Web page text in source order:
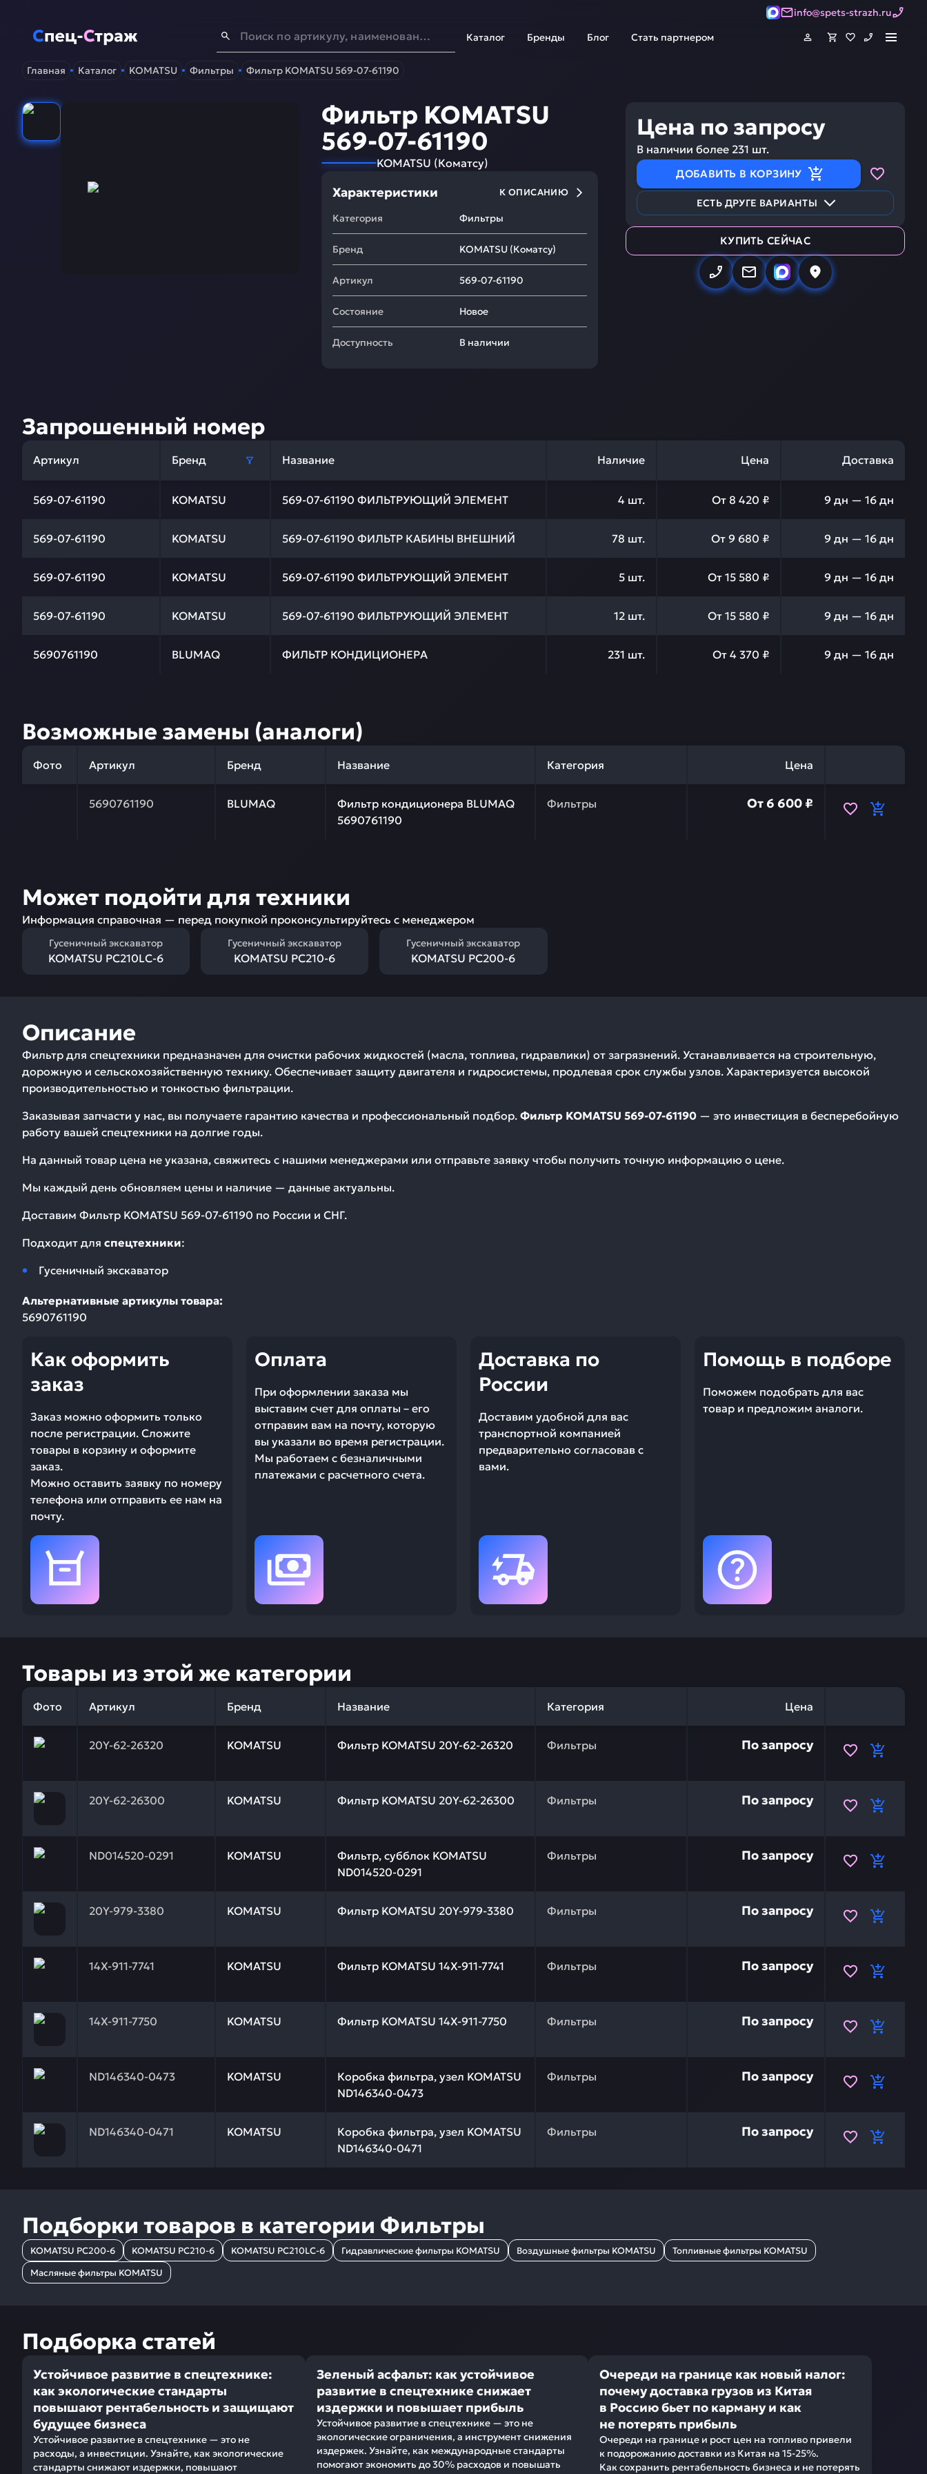
info@spets-strazh.ru
Спец-Страж - Запчасти для спецтехники
Каталог Бренды Блог Стать партнером
Главная Каталог KOMATSU Фильтры Фильтр KOMATSU 569-07-61190
Фильтр KOMATSU
569-07-61190
KOMATSU (Коматсу)
Характеристики К ОПИСАНИЮ
Категория Фильтры
Бренд KOMATSU (Коматсу)
Артикул 569-07-61190
Состояние Новое
Доступность В наличии
Цена по запросу
В наличии более 231 шт.
ДОБАВИТЬ В КОРЗИНУ
ЕСТЬ ДРУГЕ ВАРИАНТЫ
КУПИТЬ СЕЙЧАС
Запрошенный номер
Артикул Бренд Название Наличие Цена Доставка
569-07-61190 KOMATSU 569-07-61190 ФИЛЬТРУЮЩИЙ ЭЛЕМЕНТ 4 шт. От 8 420 ₽ 9 дн — 16 дн
569-07-61190 KOMATSU 569-07-61190 ФИЛЬТР КАБИНЫ ВНЕШНИЙ 78 шт. От 9 680 ₽ 9 дн — 16 дн
569-07-61190 KOMATSU 569-07-61190 ФИЛЬТРУЮЩИЙ ЭЛЕМЕНТ 5 шт. От 15 580 ₽ 9 дн — 16 дн
569-07-61190 KOMATSU 569-07-61190 ФИЛЬТРУЮЩИЙ ЭЛЕМЕНТ 12 шт. От 15 580 ₽ 9 дн — 16 дн
5690761190 BLUMAQ ФИЛЬТР КОНДИЦИОНЕРА 231 шт. От 4 370 ₽ 9 дн — 16 дн
Возможные замены (аналоги)
Фото Артикул Бренд Название Категория Цена
5690761190 BLUMAQ
Фильтр кондиционера BLUMAQ
5690761190
Фильтры От 6 600 ₽
Может подойти для техники
Информация справочная — перед покупкой проконсультируйтесь с менеджером
Гусеничный экскаватор
KOMATSU PC210LC-6
Гусеничный экскаватор
KOMATSU PC210-6
Гусеничный экскаватор
KOMATSU PC200-6
Описание
Фильтр для спецтехники предназначен для очистки рабочих жидкостей (масла, топлива, гидравлики) от загрязнений. Устанавливается на строительную,
дорожную и сельскохозяйственную технику. Обеспечивает защиту двигателя и гидросистемы, продлевая срок службы узлов. Характеризуется высокой
производительностью и тонкостью фильтрации.
Заказывая запчасти у нас, вы получаете гарантию качества и профессиональный подбор. Фильтр KOMATSU 569-07-61190 — это инвестиция в бесперебойную
работу вашей спецтехники на долгие годы.
На данный товар цена не указана, свяжитесь с нашими менеджерами или отправьте заявку чтобы получить точную информацию о цене.
Мы каждый день обновляем цены и наличие — данные актуальны.
Доставим Фильтр KOMATSU 569-07-61190 по России и СНГ.
Подходит для спецтехники:
Гусеничный экскаватор
Альтернативные артикулы товара:
5690761190
Как оформить
заказ
Заказ можно оформить только
после регистрации. Сложите
товары в корзину и оформите
заказ.
Можно оставить заявку по номеру
телефона или отправить ее нам на
почту.
Оплата
При оформлении заказа мы
выставим счет для оплаты – его
отправим вам на почту, которую
вы указали во время регистрации.
Мы работаем с безналичными
платежами с расчетного счета.
Доставка по
России
Доставим удобной для вас
транспортной компанией
предварительно согласовав с
вами.
Помощь в подборе
Поможем подобрать для вас
товар и предложим аналоги.
Товары из этой же категории
Фото Артикул Бренд Название Категория Цена
20Y-62-26320 KOMATSU Фильтр KOMATSU 20Y-62-26320 Фильтры
Заказывая запчасти у нас, вы получаете гарантию качества и профессиональный подбор. Фильтр KOMATSU 20Y-62-26320 — это инвестиция в
По запросу
20Y-62-26300 KOMATSU Фильтр KOMATSU 20Y-62-26300 Фильтры
Заказывая запчасти у нас, вы получаете гарантию качества и профессиональный подбор. Фильтр KOMATSU 20Y-62-26300 — это инвестиция в
По запросу
ND014520-0291 KOMATSU
Фильтр, субблок KOMATSU
ND014520-0291
Фильтры
Заказывая запчасти у нас, вы получаете гарантию качества и профессиональный подбор. Фильтр, субблок KOMATSU ND014520-0291 — это инвестиция в
По запросу
20Y-979-3380 KOMATSU Фильтр KOMATSU 20Y-979-3380 Фильтры
Заказывая запчасти у нас, вы получаете гарантию качества и профессиональный подбор. Фильтр KOMATSU 20Y-979-3380 — это инвестиция в
По запросу
14X-911-7741 KOMATSU Фильтр KOMATSU 14X-911-7741 Фильтры
Заказывая запчасти у нас, вы получаете гарантию качества и профессиональный подбор. Фильтр KOMATSU 14X-911-7741 — это инвестиция в
По запросу
14X-911-7750 KOMATSU Фильтр KOMATSU 14X-911-7750 Фильтры
Заказывая запчасти у нас, вы получаете гарантию качества и профессиональный подбор. Фильтр KOMATSU 14X-911-7750 — это инвестиция в
По запросу
ND146340-0473 KOMATSU
Коробка фильтра, узел KOMATSU
ND146340-0473
Фильтры
Заказывая запчасти у нас, вы получаете гарантию качества и профессиональный подбор. Коробка фильтра, узел KOMATSU ND146340-0473 — это
По запросу
ND146340-0471 KOMATSU
Коробка фильтра, узел KOMATSU
ND146340-0471
Фильтры
Заказывая запчасти у нас, вы получаете гарантию качества и профессиональный подбор. Коробка фильтра, узел KOMATSU ND146340-0471 — это
По запросу
Подборки товаров в категории Фильтры
KOMATSU PC200-6 KOMATSU PC210-6 KOMATSU PC210LC-6 Гидравлические фильтры KOMATSU Воздушные фильтры KOMATSU
Топливные фильтры KOMATSU
Масляные фильтры KOMATSU
Подборка статей
Устойчивое развитие в спецтехнике:
как экологические стандарты
повышают рентабельность и защищают
будущее бизнеса
Устойчивое развитие в спецтехнике — это не
расходы, а инвестиции. Узнайте, как экологические
стандарты снижают издержки, повышают
Зеленый асфальт: как устойчивое
развитие в спецтехнике снижает
издержки и повышает прибыль
Устойчивое развитие в спецтехнике — это не
экологические ограничения, а инструмент снижения
издержек. Узнайте, как международные стандарты
помогают экономить до 30% расходов и повышать
Очереди на границе как новый налог:
почему доставка грузов из Китая
в Россию бьет по карману и как
не потерять прибыль
Очереди на границе и рост цен на топливо привели
к подорожанию доставки из Китая на 15-25%.
Как сохранить рентабельность бизнеса и не потерять